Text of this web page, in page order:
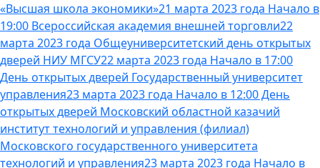
«Высшая школа экономики»21 марта 2023 года Начало в
19:00 Всероссийская академия внешней торговли22
марта 2023 года Общеуниверситетский день открытых
дверей НИУ МГСУ22 марта 2023 года Начало в 17:00
День открытых дверей Государственный университет
управления23 марта 2023 года Начало в 12:00 День
открытых дверей Московский областной казачий
институт технологий и управления (филиал)
Московского государственного университета
технологий и управления23 марта 2023 года Начало в